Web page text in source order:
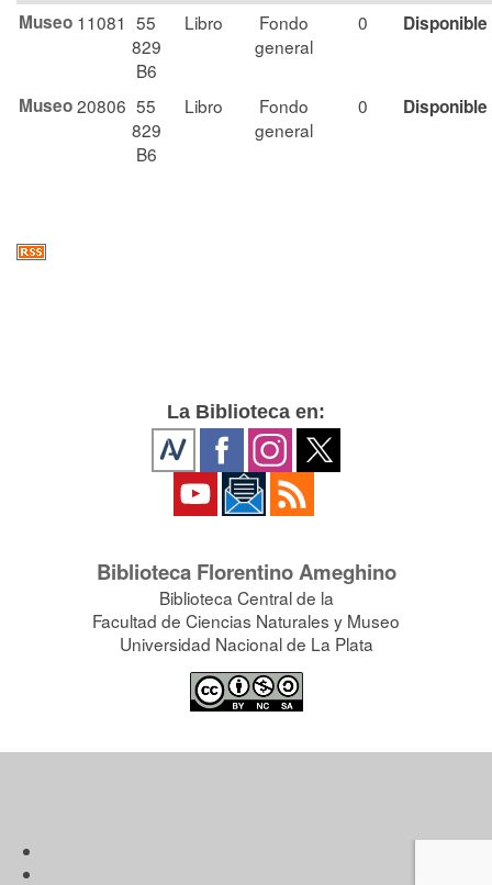
Museo 11081 55
829
B6
Libro
Fondo
general
0 Disponible
Museo20806 55
829
B6
Libro
Fondo
general
0 Disponible
La Biblioteca en:
Biblioteca Florentino Ameghino
Biblioteca Central de la
Facultad de Ciencias Naturales y Museo
Universidad Nacional de La Plata